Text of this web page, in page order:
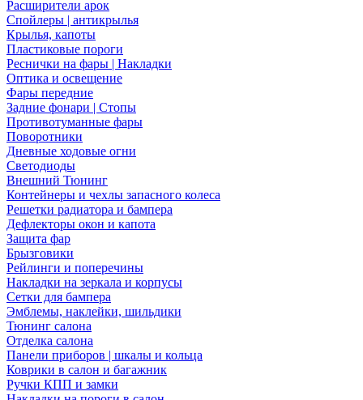
Расширители арок
Спойлеры | антикрылья
Крылья, капоты
Пластиковые пороги
Реснички на фары | Накладки
Оптика и освещение
Фары передние
Задние фонари | Стопы
Противотуманные фары
Поворотники
Дневные ходовые огни
Светодиоды
Внешний Тюнинг
Контейнеры и чехлы запасного колеса
Решетки радиатора и бампера
Дефлекторы окон и капота
Защита фар
Брызговики
Рейлинги и поперечины
Накладки на зеркала и корпусы
Сетки для бампера
Эмблемы, наклейки, шильдики
Тюнинг салона
Отделка салона
Панели приборов | шкалы и кольца
Коврики в салон и багажник
Ручки КПП и замки